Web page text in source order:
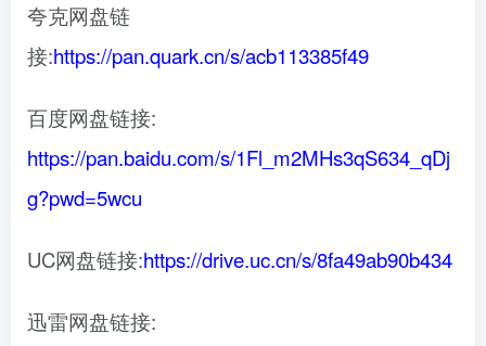
夸克网盘链
接:https://pan.quark.cn/s/acb113385f49
百度网盘链接:
https://pan.baidu.com/s/1Fl_m2MHs3qS634_qDj
g?pwd=5wcu
UC网盘链接:https://drive.uc.cn/s/8fa49ab90b434
迅雷网盘链接: